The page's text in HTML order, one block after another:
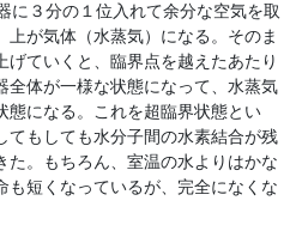
３分の１位入れて余分な空気を取
上が気体（水蒸気）になる。そのま
げていくと、臨界点を越えたあたり
全体が一様な状態になって、水蒸気
態になる。これを超臨界状態とい
てもしても水分子間の水素結合が残
た。もちろん、室温の水よりはかな
も短くなっているが、完全になくな